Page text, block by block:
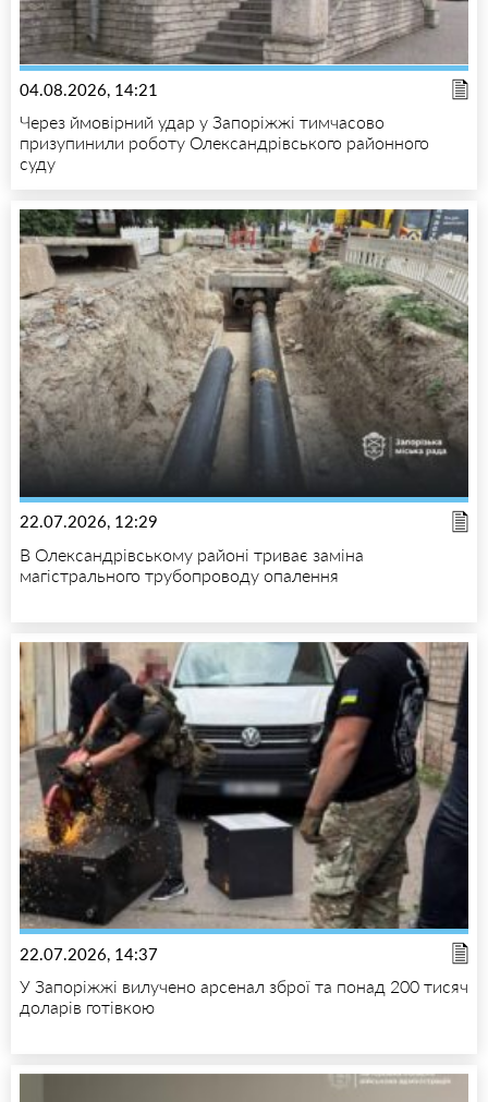
04.08.2026, 14:21
Через ймовірний удар у Запоріжжі тимчасово
призупинили роботу Олександрівського районного
суду
22.07.2026, 12:29
В Олександрівському районі триває заміна
магістрального трубопроводу опалення
22.07.2026, 14:37
У Запоріжжі вилучено арсенал зброї та понад 200 тисяч
доларів готівкою